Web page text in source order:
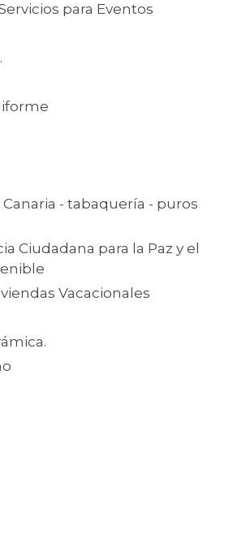
para Eventos
- tabaquería - puros
Ciudadana para la Paz y el
Vacacionales